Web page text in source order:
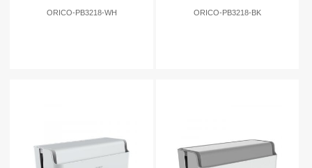
ORICO-PB3218-WH ORICO-PB3218-BK